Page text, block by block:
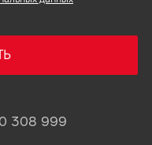
308 999